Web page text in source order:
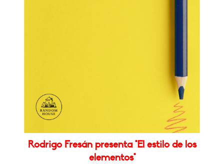
Rodrigo Fresán presenta "El estilo de los
elementos"